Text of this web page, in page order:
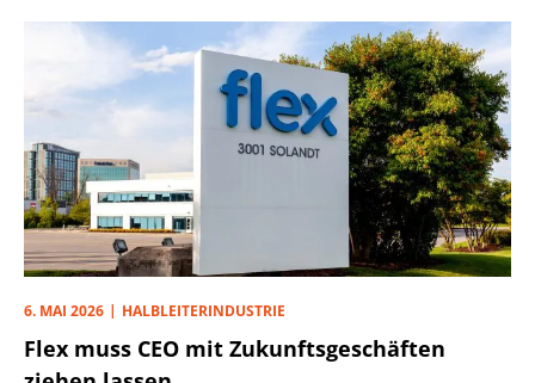
6. MAI 2026 HALBLEITERINDUSTRIE
Flex muss CEO mit Zukunftsgeschäften